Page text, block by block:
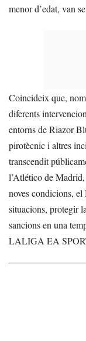
menor d’edat, van
Coincideix que,
diferents
entorns de Riazor
pirotècnic i altres
transcendit
l’Atlético de
noves condicions, el
situacions, protegir
sancions en una
LALIGA EA